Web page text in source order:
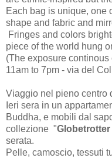
Each bag is unique, one
shape and fabric and
Fringes and colors
piece of the world hung
(The exposure
11am to 7pm - via del
Viaggio nel pieno centro
Ieri sera in un
Buddha, e mobili dal
collezione "
serata.
Pelle, camoscio, tessuti